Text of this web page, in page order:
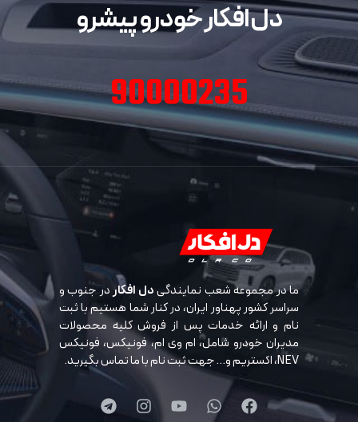
دل افکار خودرو پیشرو
90000235
ما در مجموعه شعب نمایندگیدل افکاردر جنوب و
سراسر کشور پهناور ایران، در کنار شما هستیم با ثبت
نام و ارائه خدمات پس از فروش کلیه محصولات
مدیران خودرو شامل، ام وی ام، فونیکس، فونیکس
NEV، اکستریم و… جهت ثبت نام با ما تماس بگیرید.